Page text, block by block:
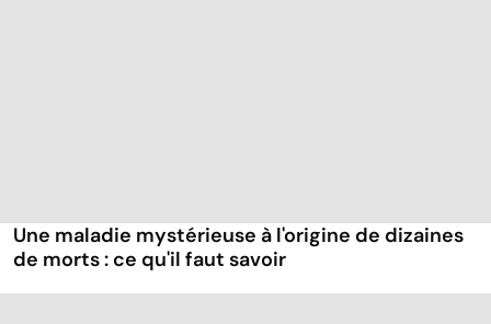
Une maladie mystérieuse à l'origine de dizaines
de morts : ce qu'il faut savoir